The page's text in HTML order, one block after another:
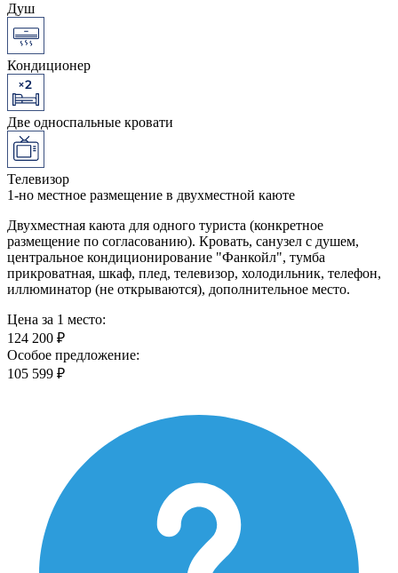
Душ
Кондиционер
Две односпальные кровати
Телевизор
1-но местное размещение в двухместной каюте
Двухместная каюта для одного туриста (конкретное
размещение по согласованию). Кровать, санузел с душем,
центральное кондиционирование "Фанкойл", тумба
прикроватная, шкаф, плед, телевизор, холодильник, телефон,
иллюминатор (не открываются), дополнительное место.
Цена за 1 место:
124 200 ₽
Особое предложение:
105 599 ₽